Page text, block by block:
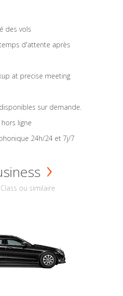
des vols
d'attente après
at precise meeting
sur demande.
ligne
24h/24 et 7j/7
ou similaire